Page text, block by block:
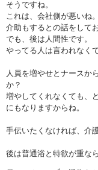
そうですね。
これは、会社側が悪いね。
介助もするとの話をして
でも、後は人間性です。
やってる人は言われなく
人員を増やせとナースか
か？
増やしてくれなくても、
にもなりますからね。
手伝いたくなければ、介
後は普通浴と特欲が重な